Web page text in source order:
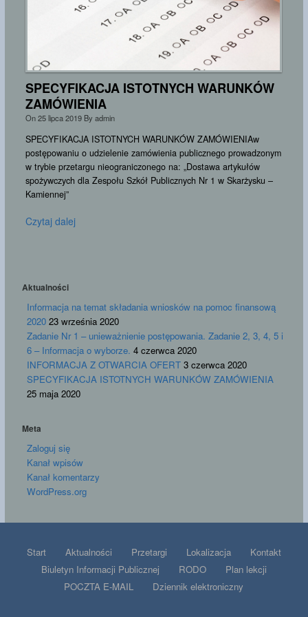
Plan lekcji
Logowanie do Dziennika
SPECYFIKACJA ISTOTNYCH WARUNKÓW
ZAMÓWIENIA
On25 lipca 2019By admin
SPECYFIKACJA ISTOTNYCH WARUNKÓW ZAMÓWIENIAw
postępowaniu o udzielenie zamówienia publicznego prowadzonym
w trybie przetargu nieograniczonego na: „Dostawa artykułów
spożywczych dla Zespołu Szkół Publicznych Nr 1 w Skarżysku –
Kamiennej”
Czytaj dalej
Aktualności
Informacja na temat składania wniosków na pomoc finansową
2020 23 września 2020
Zadanie Nr 1 – unieważnienie postępowania. Zadanie 2, 3, 4, 5 i
6 – Informacja o wyborze. 4 czerwca 2020
INFORMACJA Z OTWARCIA OFERT 3 czerwca 2020
SPECYFIKACJA ISTOTNYCH WARUNKÓW ZAMÓWIENIA
25 maja 2020
Meta
Zaloguj się
Kanał wpisów
Kanał komentarzy
WordPress.org
Start Aktualności Przetargi Lokalizacja
Kontakt
Biuletyn Informacji Publicznej
RODO
Plan lekcji
POCZTA E-MAIL
Dziennik elektroniczny